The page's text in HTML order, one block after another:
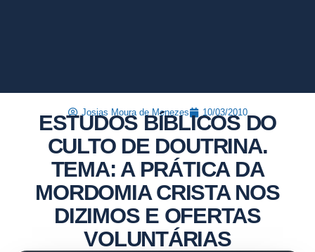
Josias Moura de Menezes 10/03/2010
ESTUDOS BÍBLICOS DO
CULTO DE DOUTRINA.
TEMA: A PRÁTICA DA
MORDOMIA CRISTA NOS
DIZIMOS E OFERTAS
VOLUNTÁRIAS